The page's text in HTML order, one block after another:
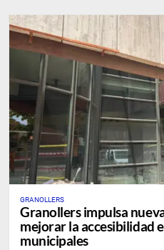
GRANOLLERS
Granollers impulsa
mejorar la accesibilidad
municipales